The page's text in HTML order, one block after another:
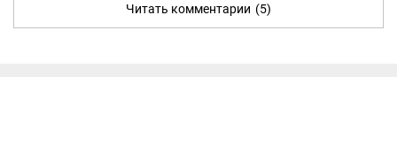
Читать комментарии (5)